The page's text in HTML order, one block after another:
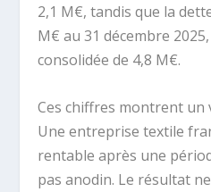
2,1 M€, tandis que la
M€ au 31 décembre
consolidée de 4,8 M€.
Ces chiffres montrent un
Une entreprise textile
rentable après une
pas anodin. Le résultat